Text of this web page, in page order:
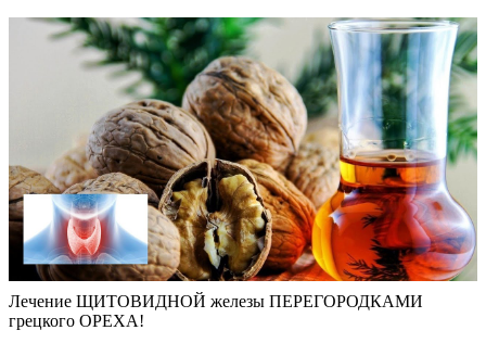
Лечение ЩИТОВИДНОЙ железы ПЕРЕГОРОДКАМИ
грецкого ОРЕХА!